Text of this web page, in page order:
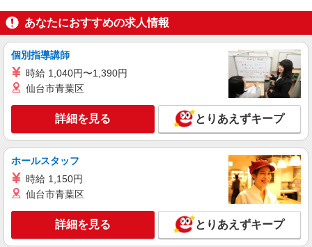
時給1350円〜2062円 ＜日払い有/週払い有/交
通費全支給(ガソリン代含む)＞
赤磐市内 ほか周辺エリアでもご紹介
キープ 詳細を見る
株式会社kotrio /●OK-H-2021140
<赤磐市>高時給&シフト柔軟でいいとこ取り♪
時給1350円〜2062円 ＜日払い有/週払い有/交
赤磐市内 ほか周辺エリアでもご紹介
キープ 詳細を見る
あなたにおすすめの求人情報
個別指導講師
時給 1,040円〜1,390円
仙台市青葉区
詳細を見る とりあえずキープ
ホールスタッフ
時給 1,150円
仙台市青葉区
詳細を見る とりあえずキープ